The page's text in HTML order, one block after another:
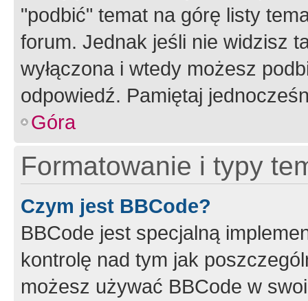
"podbić" temat na górę listy
forum. Jednak jeśli nie widzisz
wyłączona i wtedy możesz
odpowiedź. Pamiętaj
Góra
Formatowanie i typy
Czym jest BBCode?
BBCode jest specjalną
kontrolę nad tym jak
możesz używać BBCode w